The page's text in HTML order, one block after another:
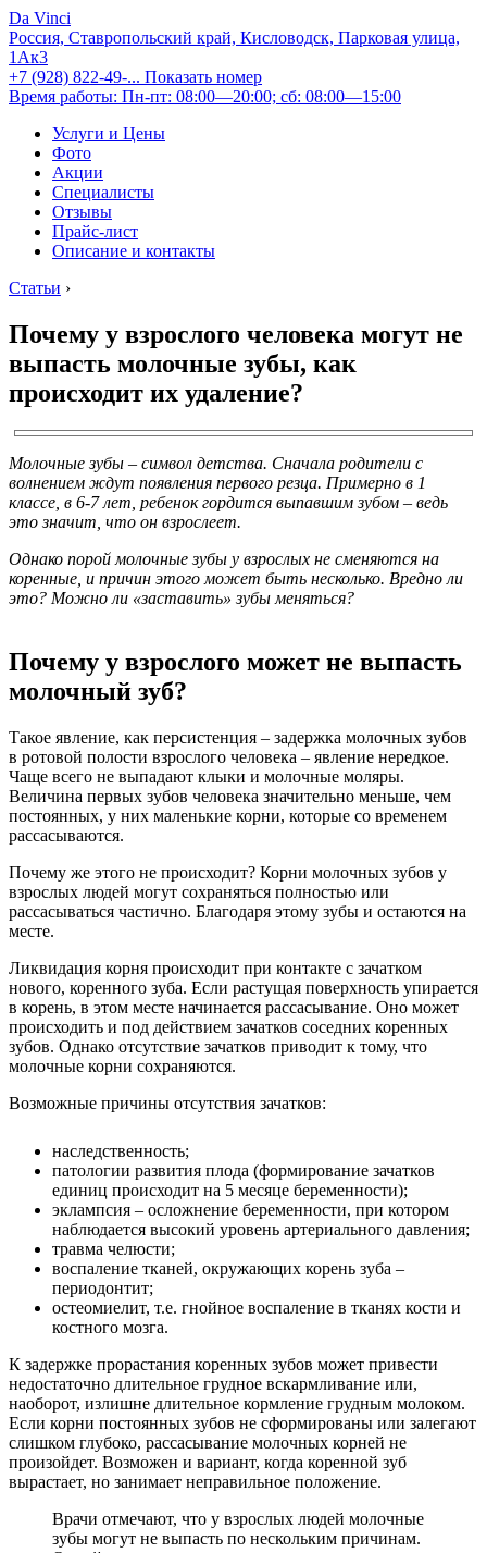
Da Vinci
Россия, Ставропольский край, Кисловодск, Парковая улица,
1Ак3
+7 (928) 822-49-... Показать номер
Время работы: Пн-пт: 08:00—20:00; сб: 08:00—15:00
Услуги и Цены
Фото
Акции
Специалисты
Отзывы
Прайс-лист
Описание и контакты
Статьи ›
Почему у взрослого человека могут не
выпасть молочные зубы, как
происходит их удаление?
Молочные зубы – символ детства. Сначала родители с
волнением ждут появления первого резца. Примерно в 1
классе, в 6-7 лет, ребенок гордится выпавшим зубом – ведь
это значит, что он взрослеет.
Однако порой молочные зубы у взрослых не сменяются на
коренные, и причин этого может быть несколько. Вредно ли
это? Можно ли «заставить» зубы меняться?
Почему у взрослого может не выпасть
молочный зуб?
Такое явление, как персистенция – задержка молочных зубов
в ротовой полости взрослого человека – явление нередкое.
Чаще всего не выпадают клыки и молочные моляры.
Величина первых зубов человека значительно меньше, чем
постоянных, у них маленькие корни, которые со временем
рассасываются.
Почему же этого не происходит? Корни молочных зубов у
взрослых людей могут сохраняться полностью или
рассасываться частично. Благодаря этому зубы и остаются на
месте.
Ликвидация корня происходит при контакте с зачатком
нового, коренного зуба. Если растущая поверхность упирается
в корень, в этом месте начинается рассасывание. Оно может
происходить и под действием зачатков соседних коренных
зубов. Однако отсутствие зачатков приводит к тому, что
молочные корни сохраняются.
Возможные причины отсутствия зачатков:
наследственность;
патологии развития плода (формирование зачатков
единиц происходит на 5 месяце беременности);
эклампсия – осложнение беременности, при котором
наблюдается высокий уровень артериального давления;
травма челюсти;
воспаление тканей, окружающих корень зуба –
периодонтит;
остеомиелит, т.е. гнойное воспаление в тканях кости и
костного мозга.
К задержке прорастания коренных зубов может привести
недостаточно длительное грудное вскармливание или,
наоборот, излишне длительное кормление грудным молоком.
Если корни постоянных зубов не сформированы или залегают
слишком глубоко, рассасывание молочных корней не
произойдет. Возможен и вариант, когда коренной зуб
вырастает, но занимает неправильное положение.
Врачи отмечают, что у взрослых людей молочные
зубы могут не выпасть по нескольким причинам.